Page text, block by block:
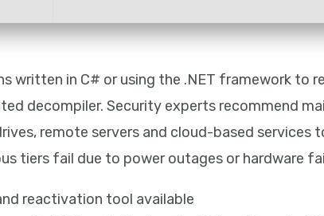
written in C# or using the .NET framework to
decompiler. Security experts recommend
remote servers and cloud-based
tiers fail due to power outages or hardware
reactivation tool available